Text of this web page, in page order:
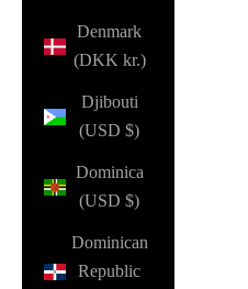
Denmark
(DKK kr.)
Djibouti
(USD $)
Dominica
(USD $)
Dominican
Republic